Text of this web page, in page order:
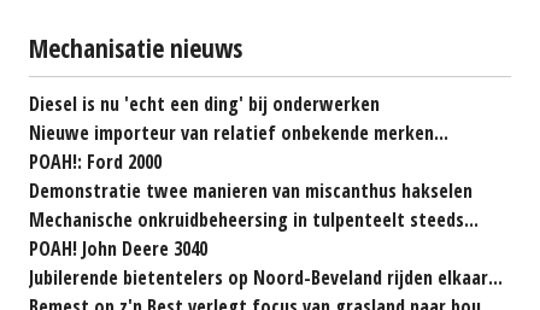
Mechanisatie nieuws
Diesel is nu 'echt een ding' bij onderwerken
Nieuwe importeur van relatief onbekende merken...
POAH!: Ford 2000
Demonstratie twee manieren van miscanthus hakselen
Mechanische onkruidbeheersing in tulpenteelt steeds...
POAH! John Deere 3040
Jubilerende bietentelers op Noord-Beveland rijden elkaar...